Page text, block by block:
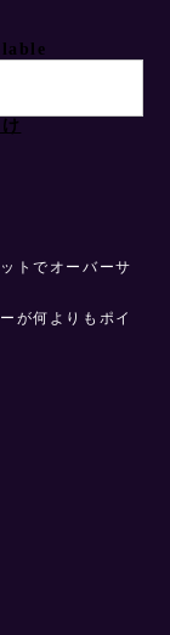
トでオーバーサ
が何よりもポイ